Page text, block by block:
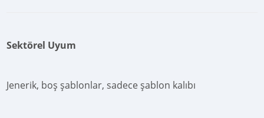
Sektörel Uyum
Jenerik, boş şablonlar, sadece şablon kalıbı